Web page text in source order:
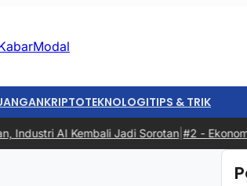
KRIPTOTEKNOLOGITIPS & TRIK
AI Kembali Jadi Sorotan|#2 -Ekonomi